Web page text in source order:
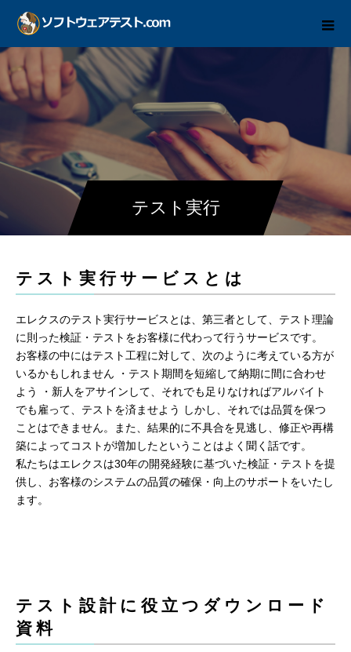
テスト実行
テスト実行サービスとは
エレクスのテスト実行サービスとは、第三者として、テスト理論
に則った検証・テストをお客様に代わって行うサービスです。
お客様の中にはテスト工程に対して、次のように考えている方が
いるかもしれません ・テスト期間を短縮して納期に間に合わせ
よう ・新人をアサインして、それでも足りなければアルバイト
でも雇って、テストを済ませよう しかし、それでは品質を保つ
ことはできません。また、結果的に不具合を見逃し、修正や再構
築によってコストが増加したということはよく聞く話です。
私たちはエレクスは30年の開発経験に基づいた検証・テストを提
供し、お客様のシステムの品質の確保・向上のサポートをいたし
ます。
テスト設計に役立つダウンロード
資料